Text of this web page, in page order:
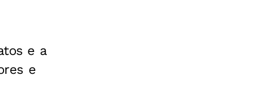
e a
e